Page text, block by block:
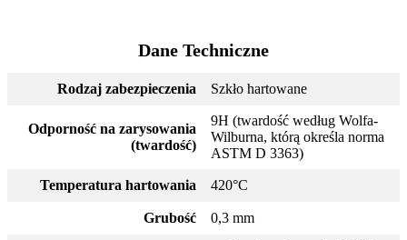
Dane Techniczne
Rodzaj zabezpieczenia Szkło hartowane
Odporność na zarysowania
(twardość)
9H (twardość według Wolfa-
Wilburna, którą określa norma
ASTM D 3363)
Temperatura hartowania 420°C
Grubość 0,3 mm